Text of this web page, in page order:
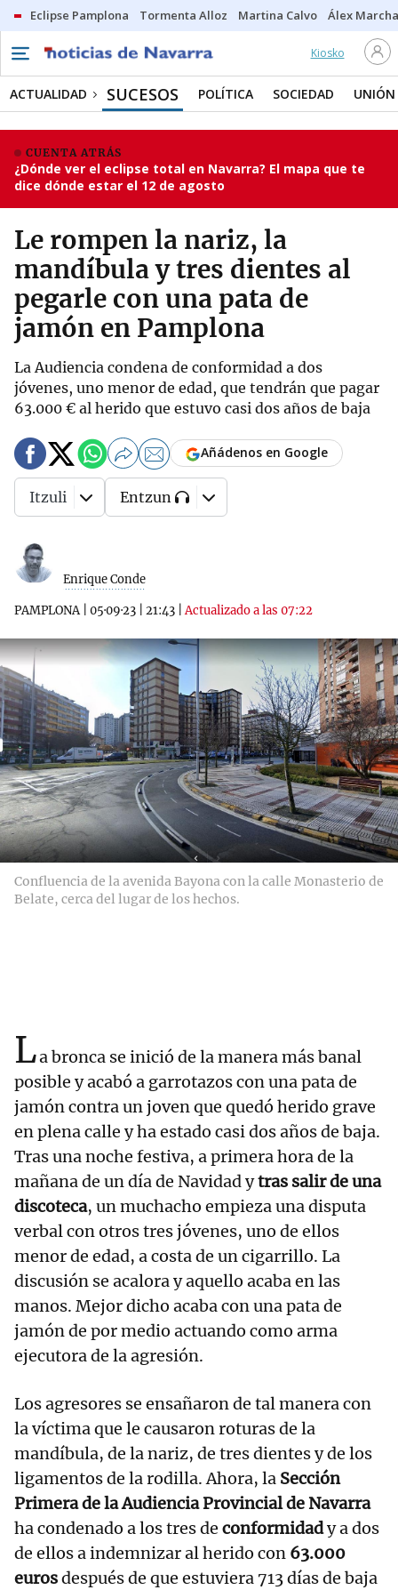
Eclipse Pamplona Tormenta Alloz Martina Calvo Álex
Kiosko
ACTUALIDAD SUCESOS POLÍTICA SOCIEDAD UNIÓN
CUENTA ATRÁS
¿Dónde ver el eclipse total en Navarra? El mapa que te
dice dónde estar el 12 de agosto
Le rompen la nariz, la
mandíbula y tres dientes al
pegarle con una pata de
jamón en Pamplona
La Audiencia condena de conformidad a dos
jóvenes, uno menor de edad, que tendrán que pagar
63.000 € al herido que estuvo casi dos años de baja
Enrique Conde
PAMPLONA| 05·09·23 21:43 |Actualizado a las 07:22
Añádenos en Google
Itzuli Entzun
Confluencia de la avenida Bayona con la calle Monasterio de
Belate, cerca del lugar de los hechos.
La bronca se inició de la manera más banal
posible y acabó a garrotazos con una pata de
jamón contra un joven que quedó herido grave
en plena calle y ha estado casi dos años de baja.
Tras una noche festiva, a primera hora de la
mañana de un día de Navidad ytras salir de una
discoteca, un muchacho empieza una disputa
verbal con otros tres jóvenes, uno de ellos
menor de edad, a costa de un cigarrillo. La
discusión se acalora y aquello acaba en las
manos. Mejor dicho acaba con una pata de
jamón de por medio actuando como arma
ejecutora de la agresión.
Los agresores se ensañaron de tal manera con
la víctima que le causaron roturas de la
mandíbula, de la nariz, de tres dientes y de los
ligamentos de la rodilla. Ahora, la Sección
Primera de la Audiencia Provincial de Navarra
ha condenado a los tres de conformidady a dos
de ellos a indemnizar al herido con 63.000
eurosdespués de que estuviera 713 días de baja